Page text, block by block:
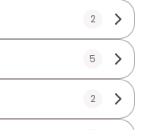
2
5
2